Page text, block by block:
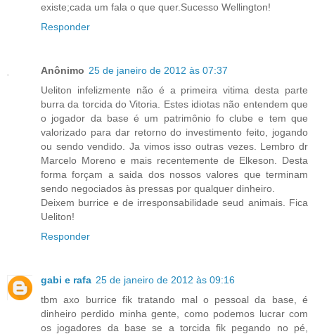
existe;cada um fala o que quer.Sucesso Wellington!
Responder
Anônimo 25 de janeiro de 2012 às 07:37
Ueliton infelizmente não é a primeira vitima desta parte
burra da torcida do Vitoria. Estes idiotas não entendem que
o jogador da base é um patrimônio fo clube e tem que
valorizado para dar retorno do investimento feito, jogando
ou sendo vendido. Ja vimos isso outras vezes. Lembro dr
Marcelo Moreno e mais recentemente de Elkeson. Desta
forma forçam a saida dos nossos valores que terminam
sendo negociados às pressas por qualquer dinheiro.
Deixem burrice e de irresponsabilidade seud animais. Fica
Ueliton!
Responder
gabi e rafa 25 de janeiro de 2012 às 09:16
tbm axo burrice fik tratando mal o pessoal da base, é
dinheiro perdido minha gente, como podemos lucrar com
os jogadores da base se a torcida fik pegando no pé,